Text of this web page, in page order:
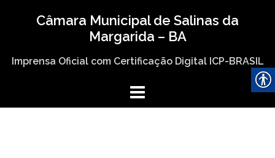
Câmara Municipal de Salinas da
Margarida – BA
Imprensa Oficial com Certificação Digital ICP-BRASIL